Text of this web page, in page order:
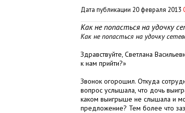
Дата публикации 20 февраля 2013
Как не попасться на удочку
Как не попасться на удочку
Здравствуйте, Светлана
к нам прийти?»
Звонок огорошил. Откуда
вопрос услышала, что дочь
каком выигрыше не слышала и
предложение? Тем более что